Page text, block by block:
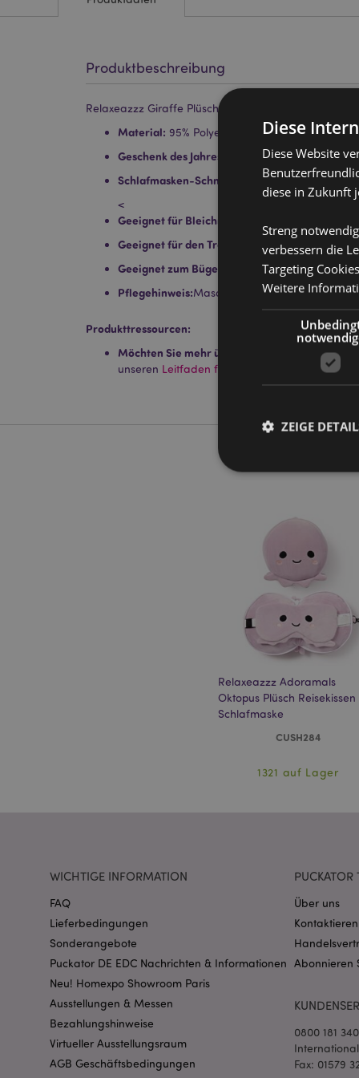
Produktbeschreibung
Relaxeazzz Giraffe Plüsch Reisekissen & Schlafmaske
Material: 95% Polyester und 5% Spandex
Geschenk des Jahres Gewinner:Hot Novelty
Schlafmasken-Schnellverschluss:Ja
<
Geeignet für Bleichmittel:
Geeignet für den Trockner:
Geeignet zum Bügeln:
Pflegehinweis:Maschinenwäsche bis 30°C
Produkttressourcen:
Möchten Sie mehr über den Einkauf bei
unseren Leitfaden für Kundeninformationen.
Relaxeazzz Adoramals
Oktopus Plüsch Reisekissen
Schlafmaske
CUSH284
1321 auf Lager
WICHTIGE INFORMATION
FAQ
Lieferbedingungen
Sonderangebote
Puckator DE EDC Nachrichten & Informationen
Neu! Homexpo Showroom Paris
Ausstellungen & Messen
Bezahlungshinweise
Virtueller Ausstellungsraum
AGB Geschäftsbedingungen
PUCKATOR
Über uns
Abonnieren
0800 181
Fax: 01579
Diese
Diese Website
diese in Zukunft
Streng
verbessern die
Targeting
Weitere
ZEIGE
Streng-
Ohne unbedingt
Name
CookieScriptConsent
mage-cache-
invalidation
PHPSESSID
X-Magento-Vary